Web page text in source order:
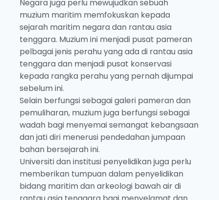
Negara juga perlu mewujudkan sebuah
muzium maritim memfokuskan kepada
sejarah maritim negara dan rantau asia
tenggara. Muzium ini menjadi pusat pameran
pelbagai jenis perahu yang ada di rantau asia
tenggara dan menjadi pusat konservasi
kepada rangka perahu yang pernah dijumpai
sebelum ini.
Selain berfungsi sebagai galeri pameran dan
pemuliharan, muzium juga berfungsi sebagai
wadah bagi menyemai semangat kebangsaan
dan jati diri menerusi pendedahan jumpaan
bahan bersejarah ini.
Universiti dan institusi penyelidikan juga perlu
memberikan tumpuan dalam penyelidikan
bidang maritim dan arkeologi bawah air di